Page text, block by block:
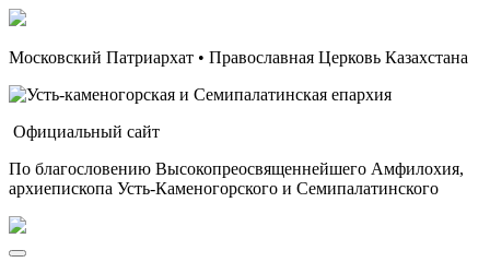
Московский Патриархат • Православная Церковь Казахстана
Официальный сайт
По благословению Высокопреосвященнейшего Амфилохия,
архиепископа Усть-Каменогорского и Семипалатинского